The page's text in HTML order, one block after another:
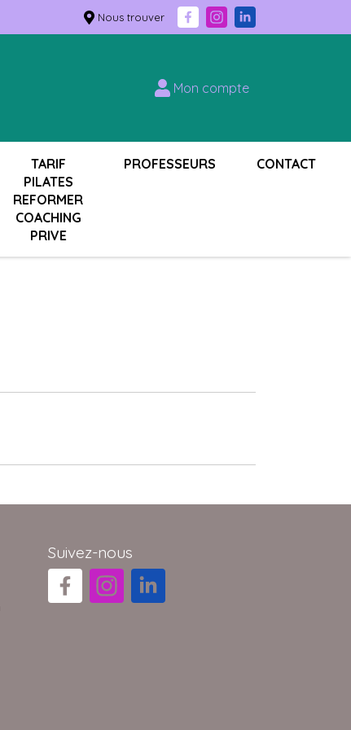
Nous trouver
Mon compte
TARIF
PILATES
REFORMER
COACHING
PRIVE
PROFESSEURS CONTACT
Suivez-nous